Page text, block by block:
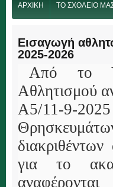
ΑΡΧΙΚΗ ΤΟ ΣΧΟΛΕΙΟ
Εισαγωγή
2025-2026
Από το
Αθλητισμού
Α5/11-9-
για το
αναφέρονται